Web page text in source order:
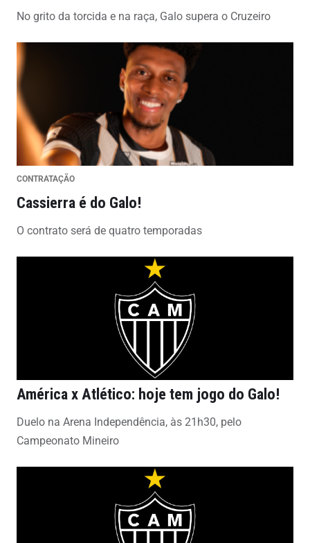
No grito da torcida e na raça, Galo supera o Cruzeiro
CONTRATAÇÃO
Cassierra é do Galo!
O contrato será de quatro temporadas
América x Atlético: hoje tem jogo do Galo!
Duelo na Arena Independência, às 21h30, pelo
Campeonato Mineiro